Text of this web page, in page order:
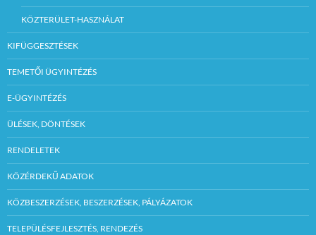
KÖZTERÜLET-HASZNÁLAT
KIFÜGGESZTÉSEK
TEMETŐI ÜGYINTÉZÉS
E-ÜGYINTÉZÉS
ÜLÉSEK, DÖNTÉSEK
RENDELETEK
KÖZÉRDEKŰ ADATOK
KÖZBESZERZÉSEK, BESZERZÉSEK, PÁLYÁZATOK
TELEPÜLÉSFEJLESZTÉS, RENDEZÉS